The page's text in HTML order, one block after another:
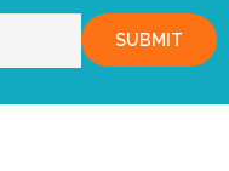
SUBMIT